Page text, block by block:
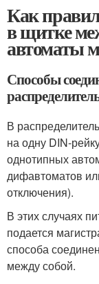
Как
в щитке
автоматы
Способы
В
на одну DIN-
однотипных
дифавтоматов
отключения).
В этих случаях
подается
способа
между собой.